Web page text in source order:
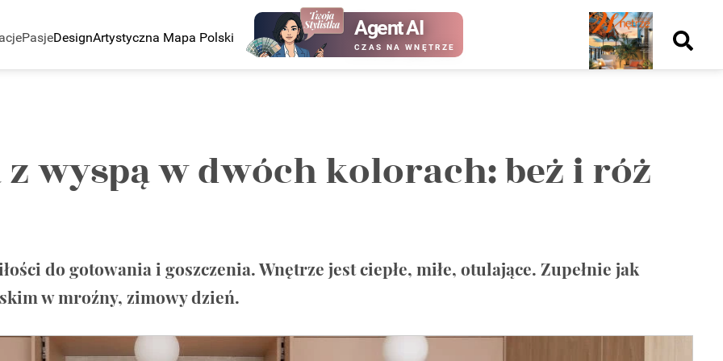
PasjeDesignArtystyczna Mapa Polski Agent AI
CZAS NA WNĘTRZE
Nowy
numer
kup ten
numer
kup ten
numer
wyspą w dwóch kolorach: beż i róż
do gotowania i goszczenia. Wnętrze jest ciepłe, miłe, otulające. Zupełnie jak
w mroźny, zimowy dzień.